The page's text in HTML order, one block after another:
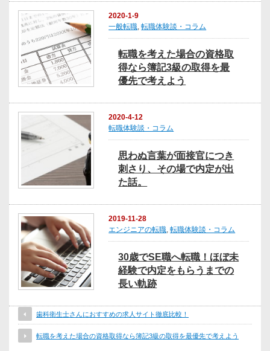
2020-1-9
一般転職,転職体験談・コラム
転職を考えた場合の資格取
得なら簿記3級の取得を最
優先で考えよう
2020-4-12
転職体験談・コラム
思わぬ言葉が面接官につき
刺さり、その場で内定が出
た話。
2019-11-28
エンジニアの転職,転職体験談・コラム
30歳でSE職へ転職！ほぼ未
経験で内定をもらうまでの
長い軌跡
歯科衛生士さんにおすすめの求人サイト徹底比較！
転職を考えた場合の資格取得なら簿記3級の取得を最優先で考えよう